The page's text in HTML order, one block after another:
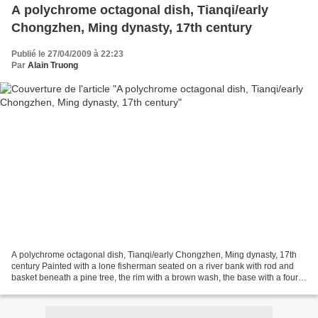
A polychrome octagonal dish, Tianqi/early
Chongzhen, Ming dynasty, 17th century
Publié le 27/04/2009 à 22:23
Par Alain Truong
A polychrome octagonal dish, Tianqi/early Chongzhen, Ming dynasty, 17th
century Painted with a lone fisherman seated on a river bank with rod and
basket beneath a pine tree, the rim with a brown wash, the base with a four-